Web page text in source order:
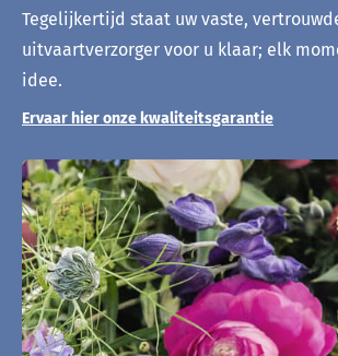
Tegelijkertijd staat uw vaste,
uitvaartverzorger voor u klaar; elk
idee.
Ervaar hier onze kwaliteitsgarantie